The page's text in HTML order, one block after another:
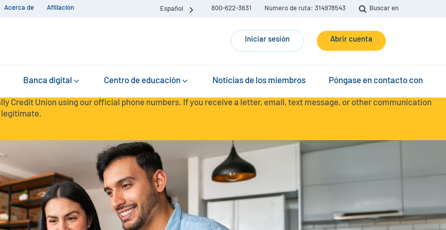
Acerca de Afiliación Español 800-622-3631 Número de ruta: 314978543 Buscar en
Iniciar sesión Abrir cuenta
Banca digital Centro de educación Noticias de los miembros Póngase en contacto con
Credit Union using our official phone numbers. If you receive a letter, email, text message, or other communication
legitimate.